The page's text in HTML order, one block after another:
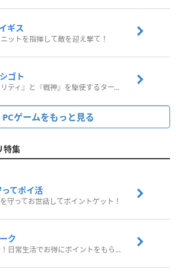
ギス
ットを指揮して敵を迎え撃て！
ゴト
武器の『アビリティ』と『戦神』を駆使するターン制コマンドバトルRPG！
PCゲームをもっと見る
特集
ってポイ活
を守ってお世話してポイントゲット！
ク
歩いてポイ活！日常生活でお得にポイントをもらおう